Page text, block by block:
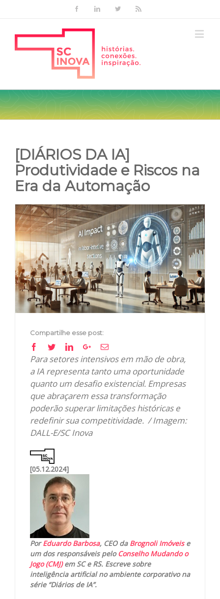
FacebookLinkedinTwitter
[DIÁRIOS DA IA]
Produtividade e Riscos na
Era da Automação
View
Larger
Image
Compartilhe esse post:
Facebook
TwitterLinkedinGoogle+Email
Para setores intensivos em mão de obra,
a IA representa tanto uma oportunidade
quanto um desafio existencial. Empresas
que abraçarem essa transformação
poderão superar limitações históricas e
redefinir sua competitividade. / Imagem:
DALL-E/SC Inova
[05.12.2024]
PorEduardo Barbosa, CEO daBrognoli Imóveise
um dos responsáveis peloConselho Mudando o
Jogo (CMJ)em SC e RS. Escreve sobre
inteligência artificial no ambiente corporativo na
série “Diários de IA”.